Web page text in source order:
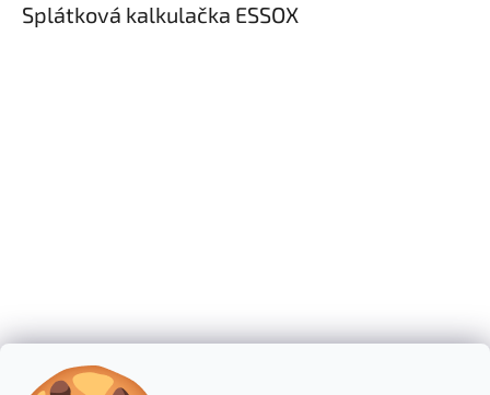
Splátková kalkulačka ESSOX